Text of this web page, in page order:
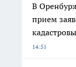
В
прием
14:51